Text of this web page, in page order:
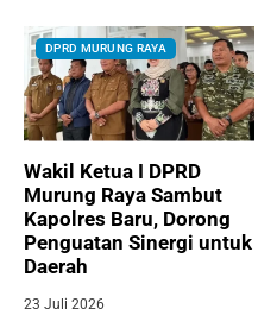
DPRD MURUNG RAYA
Wakil Ketua I DPRD
Murung Raya Sambut
Kapolres Baru, Dorong
Penguatan Sinergi untuk
Daerah
23 Juli 2026